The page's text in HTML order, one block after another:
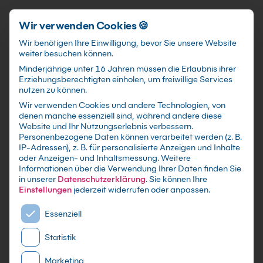
Schnellzugriff
SAP® Projektmanagement
Kompaktkurs
Individuelle Firmen-und Inhouseschulungen
nach Maß - Live Online oder in Präsenz lernen -
In kleinen Gruppen oder im gezielten
Einzelcoaching
Wir verwenden Cookies 🍪
Wir benötigen Ihre Einwilligung, bevor Sie unsere Website
weiter besuchen können.
Minderjährige unter 16 Jahren müssen die Erlaubnis ihrer
Erziehungsberechtigten einholen, um freiwillige Services
nutzen zu können.
Wir verwenden Cookies und andere Technologien, von
denen manche essenziell sind, während andere diese
Website und Ihr Nutzungserlebnis verbessern.
Personenbezogene Daten können verarbeitet werden (z. B.
IP-Adressen), z. B. für personalisierte Anzeigen und Inhalte
oder Anzeigen- und Inhaltsmessung.Weitere
Informationen über die Verwendung Ihrer Daten finden Sie
in unserer Datenschutzerklärung.Sie können Ihre
Einstellungen jederzeit widerrufen oder anpassen.
Es folgt eine Liste der Service-Gruppen, für die eine
Essenziell
Statistik
Marketing